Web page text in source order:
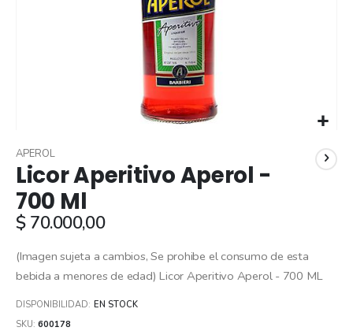
to
the
beginning
of
the
gallery
Licor Aperitivo Aperol -
700 Ml
APEROL
$ 70.000,00
(Imagen sujeta a cambios, Se prohibe el consumo de esta
bebida a menores de edad) Licor Aperitivo Aperol - 700 ML
DISPONIBILIDAD: EN STOCK
SKU 600178